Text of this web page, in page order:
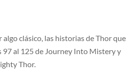
algo clásico, las historias de Thor que
97 al 125 de Journey Into Mistery y
Thor.